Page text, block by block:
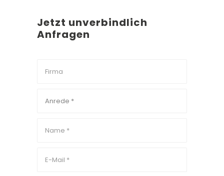
Jetzt unverbindlich
Anfragen